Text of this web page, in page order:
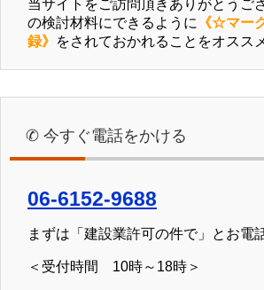
当サイトをご訪問頂きありがとうご
の検討材料にできるように
《☆マー
録》 をされておかれることをオスス
✆ 今すぐ電話をかける
06-6152-9688
まずは「建設業許可の件で」とお電
＜受付時間 10時～18時＞